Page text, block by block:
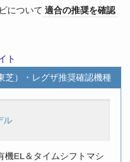
について 適合の推奨を確認
ト
芝）・レグザ推奨確認機種
ル
機EL＆タイムシフトマシ